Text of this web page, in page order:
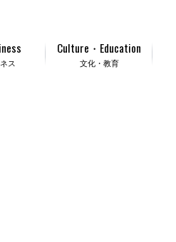
ス 文化・教育
Culture・Education